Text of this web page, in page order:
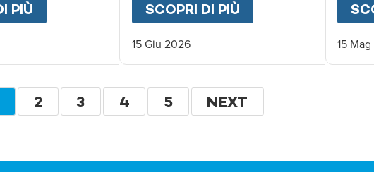
2026
PIÙ CONVOCAZIONE ASSEMBLEA DEGLI
SCOPRI DI PIÙ 🌍 𝐃𝐚𝐥
15 Giu 2026 15
PAGINA
2 PAGINA
3 PAGINA
4 PAGINA
5
PAGINA
NEXT